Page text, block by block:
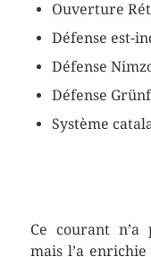
Ouverture
Défense est-
Défense
Défense
Système
Ce courant n’a
mais l’a